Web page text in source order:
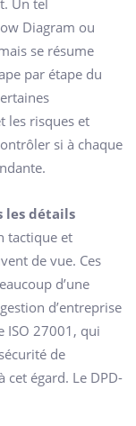
Diagram ou
se résume
par étape du
les risques et
si à chaque
les détails
tactique et
de vue. Ces
d’une
d’entreprise
ISO 27001, qui
de
égard. Le DPD-